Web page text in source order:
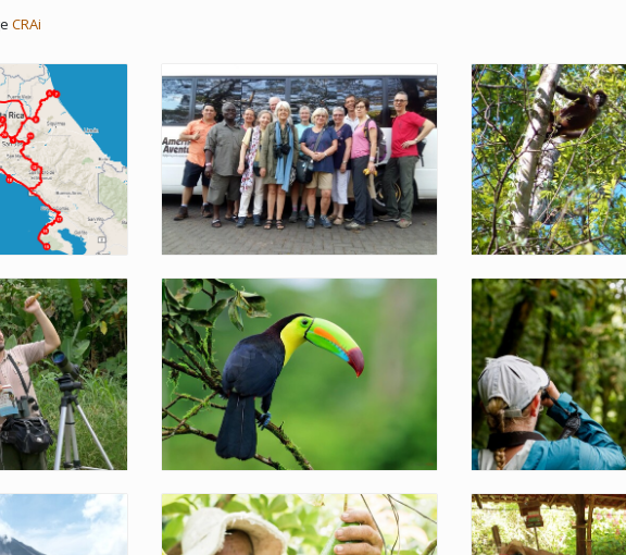
CRAi